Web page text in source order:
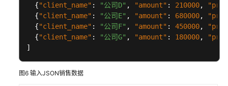
{"client_name" : "公司D" , "amount" : 210000,
{"client_name" : "公司E" , "amount" : 680000,
{"client_name" : "公司F" , "amount" : 450000,
{"client_name" : "公司G" , "amount" : 180000,
]
图6 输入JSON销售数据